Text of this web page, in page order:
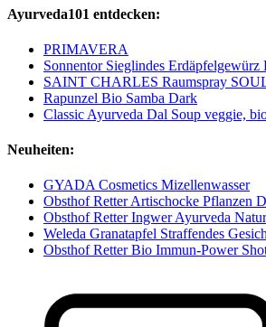
Ayurveda101 entdecken:
PRIMAVERA
Sonnentor Sieglindes Erdäpfelgewürz
SAINT CHARLES Raumspray
Rapunzel Bio Samba Dark
Classic Ayurveda Dal Soup veggie,
Neuheiten:
GYADA Cosmetics Mizellenwasser
Obsthof Retter Artischocke Pflanzen
Obsthof Retter Ingwer Ayurveda
Weleda Granatapfel Straffendes
Obsthof Retter Bio Immun-Power